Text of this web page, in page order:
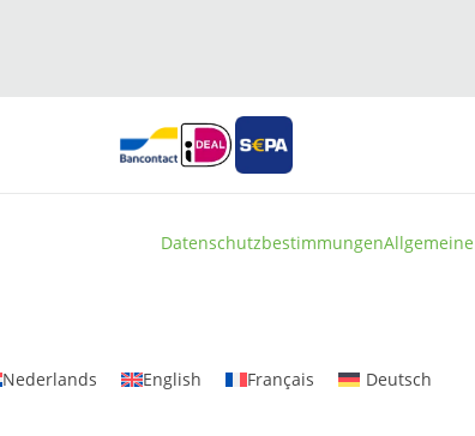
Datenschutzbestimmungen
Nederlands English Français Deutsch